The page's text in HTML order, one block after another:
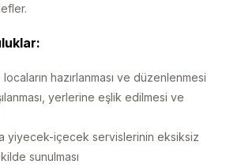
hazırlanması ve düzenlenmesi
yerlerine eşlik edilmesi ve
yiyecek-içecek servislerinin eksiksiz
sunulması